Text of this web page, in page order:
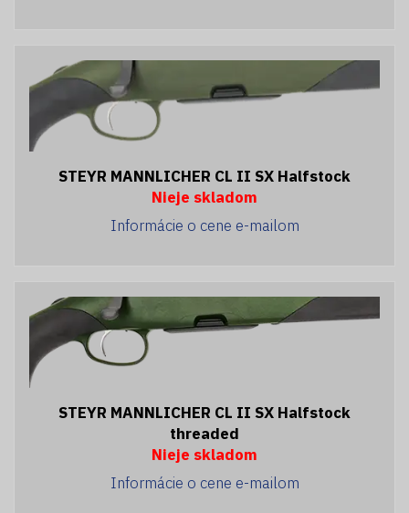
STEYR MANNLICHER CL II SX Halfstock
Nieje skladom
Informácie o cene e-mailom
STEYR MANNLICHER CL II SX Halfstock
threaded
Nieje skladom
Informácie o cene e-mailom